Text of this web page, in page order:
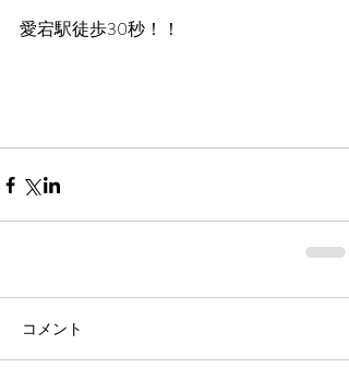
愛宕駅徒歩30秒！！
コメント